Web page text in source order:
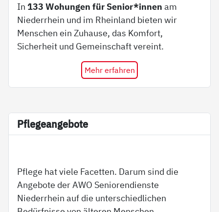
In 133 Wohungen für Senior*innen am
Niederrhein und im Rheinland bieten wir
Menschen ein Zuhause, das Komfort,
Sicherheit und Gemeinschaft vereint.
Mehr erfahren
Pf­le­ge­an­ge­bo­te
Pflege hat viele Facetten. Darum sind die
Angebote der AWO Seniorendienste
Niederrhein auf die unterschiedlichen